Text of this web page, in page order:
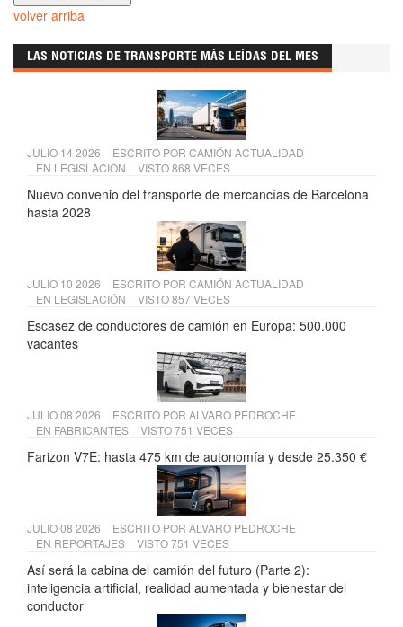
volver arriba
LAS NOTICIAS DE TRANSPORTE MÁS LEÍDAS DEL MES
JULIO 14 2026 ESCRITO POR CAMIÓN ACTUALIDAD
EN LEGISLACIÓN VISTO 868 VECES
Nuevo convenio del transporte de mercancías de Barcelona
hasta 2028
JULIO 10 2026 ESCRITO POR CAMIÓN ACTUALIDAD
EN LEGISLACIÓN VISTO 857 VECES
Escasez de conductores de camión en Europa: 500.000
vacantes
JULIO 08 2026 ESCRITO POR ALVARO PEDROCHE
EN FABRICANTES VISTO 751 VECES
Farizon V7E: hasta 475 km de autonomía y desde 25.350 €
JULIO 08 2026 ESCRITO POR ALVARO PEDROCHE
EN REPORTAJES VISTO 751 VECES
Así será la cabina del camión del futuro (Parte 2):
inteligencia artificial, realidad aumentada y bienestar del
conductor